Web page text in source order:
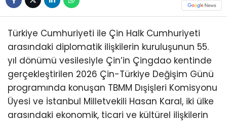
Türkiye Cumhuriyeti ile Çin Halk Cumhuriyeti
arasındaki diplomatik ilişkilerin kuruluşunun 55.
yıl dönümü vesilesiyle Çin’in Çingdao kentinde
gerçekleştirilen 2026 Çin-Türkiye Değişim Günü
programında konuşan TBMM Dışişleri Komisyonu
Üyesi ve İstanbul Milletvekili Hasan Karal, iki ülke
arasındaki ekonomik, ticari ve kültürel ilişkilerin